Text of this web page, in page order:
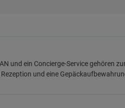
und ein Concierge-Service gehören
und eine